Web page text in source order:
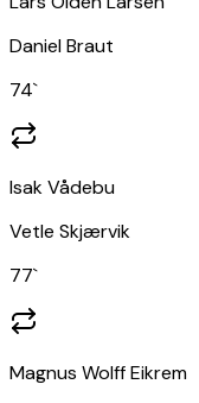
Daniel Braut
74`
Isak Vådebu
Vetle Skjærvik
77`
Magnus Wolff Eikrem